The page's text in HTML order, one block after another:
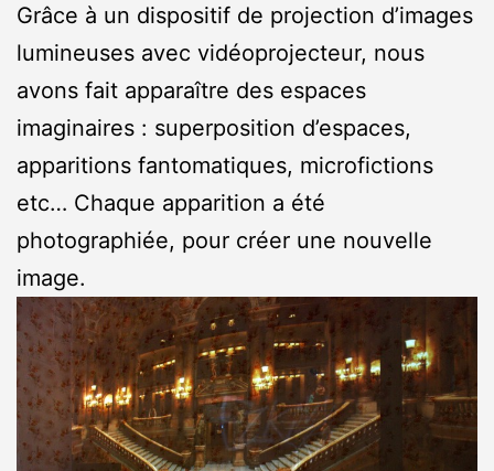
Grâce à un dispositif de projection d’images
lumineuses avec vidéoprojecteur, nous
avons fait apparaître des espaces
imaginaires : superposition d’espaces,
apparitions fantomatiques, microfictions
etc… Chaque apparition a été
photographiée, pour créer une nouvelle
image.